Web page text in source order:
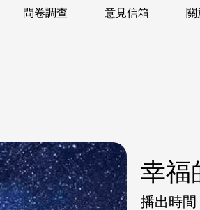
問卷調查 意見信箱 關
幸福
播出時間